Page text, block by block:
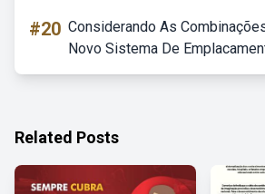
#20 Considerando As
Novo Sistema De
Related Posts